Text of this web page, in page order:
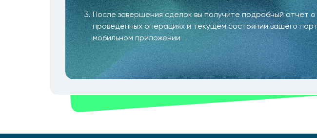
После завершения сделок вы получите подробный отчет о
проведенных операциях и текущем состоянии вашего
мобильном приложении